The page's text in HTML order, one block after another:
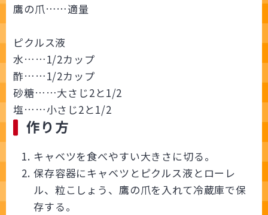
鷹の爪……適量
ピクルス液
水……1/2カップ
酢……1/2カップ
砂糖……大さじ2と1/2
塩……小さじ2と1/2
作り方
キャベツを食べやすい大きさに切る。
保存容器にキャベツとピクルス液とローレ
ル、粒こしょう、鷹の爪を入れて冷蔵庫で保
存する。